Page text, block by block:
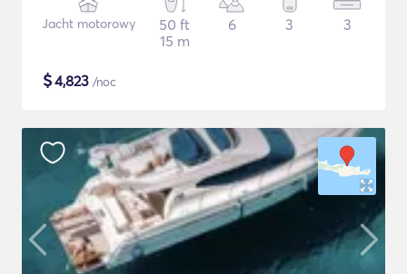
Jacht motorowy
50 ft
15 m
6 3 3
$4,823 /noc